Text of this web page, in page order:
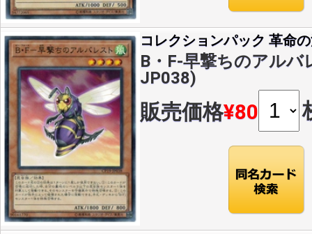
コレクションパック 革命
B・F-早撃ちのアルバ
JP038)
販売価格¥80